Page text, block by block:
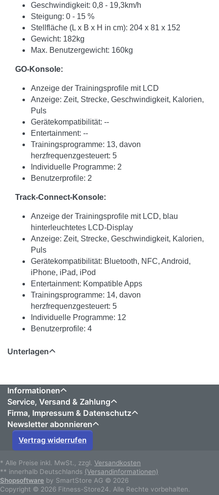
Geschwindigkeit: 0,8 - 19,3km/h
Steigung: 0 - 15 %
Stellfläche (L x B x H in cm): 204 x 81 x 152
Gewicht: 182kg
Max. Benutzergewicht: 160kg
GO-Konsole:
Anzeige der Trainingsprofile mit LCD
Anzeige: Zeit, Strecke, Geschwindigkeit, Kalorien,
Puls
Gerätekompatibilität: --
Entertainment: --
Trainingsprogramme: 13, davon
herzfrequenzgesteuert: 5
Individuelle Programme: 2
Benutzerprofile: 2
Track-Connect-Konsole:
Anzeige der Trainingsprofile mit LCD, blau
hinterleuchtetes LCD-Display
Anzeige: Zeit, Strecke, Geschwindigkeit, Kalorien,
Puls
Gerätekompatibilität: Bluetooth, NFC, Android,
iPhone, iPad, iPod
Entertainment: Kompatible Apps
Trainingsprogramme: 14, davon
herzfrequenzgesteuert: 5
Individuelle Programme: 12
Benutzerprofile: 4
Unterlagen
Informationen
Service, Versand & Zahlung
Firma, Impressum & Datenschutz
Newsletter abonnieren
Vertrag widerrufen
* Alle Preise inkl. MwSt., zzgl. Versandkosten
** innerhalb Deutschlands (Versandinformationen)
Shopsoftware by SmartStore AG © 2026
Copyright © 2026 Fitness-Store24. Alle Rechte vorbehalten.